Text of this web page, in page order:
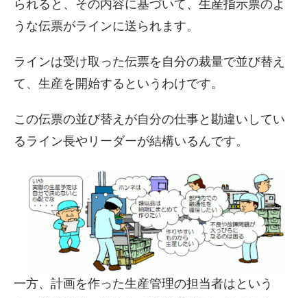
られると、その内容に基づいて、生産指示票のよ
うな伝票がラインに送られます。
ラインは受け取った伝票を自分の裁量で並び替え
て、生産を開始するというわけです。
この伝票の並び替えが自分の仕事と勘違いしてい
るライン長やリーダーが結構いるんです。
一方、計画を作った生産管理の担当者はという